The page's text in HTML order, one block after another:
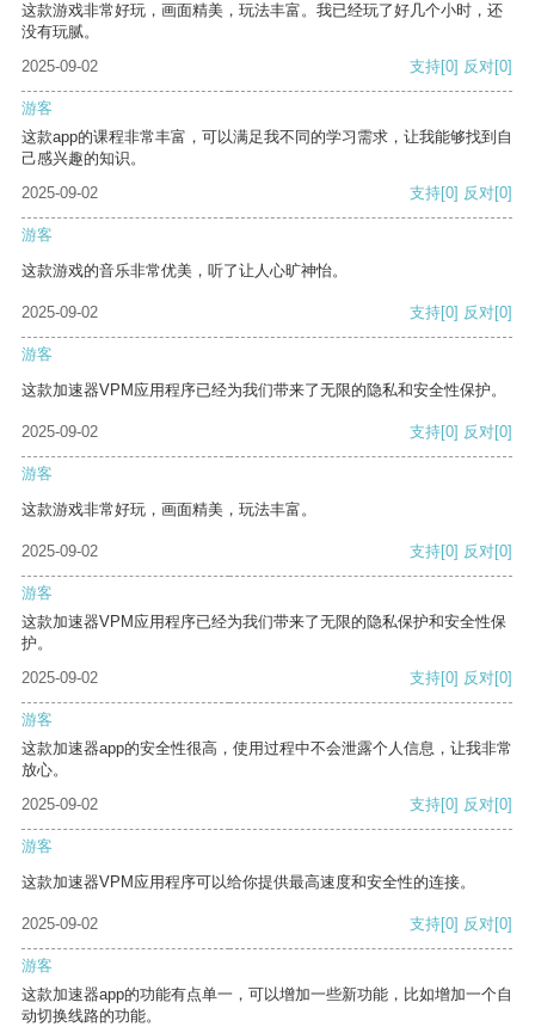
这款游戏非常好玩，画面精美，玩法丰富。我已经玩了好几个小时，还
没有玩腻。
2025-09-02
支持[0] 反对[0]
游客
这款app的课程非常丰富，可以满足我不同的学习需求，让我能够找到自
己感兴趣的知识。
2025-09-02
支持[0] 反对[0]
游客
这款游戏的音乐非常优美，听了让人心旷神怡。
2025-09-02 支持[0] 反对[0]
游客
这款加速器VPM应用程序已经为我们带来了无限的隐私和安全性保护。
2025-09-02 支持[0] 反对[0]
游客
这款游戏非常好玩，画面精美，玩法丰富。
2025-09-02 支持[0] 反对[0]
游客
这款加速器VPM应用程序已经为我们带来了无限的隐私保护和安全性保
护。
2025-09-02
支持[0] 反对[0]
游客
这款加速器app的安全性很高，使用过程中不会泄露个人信息，让我非常
放心。
2025-09-02
支持[0] 反对[0]
游客
这款加速器VPM应用程序可以给你提供最高速度和安全性的连接。
2025-09-02 支持[0] 反对[0]
游客
这款加速器app的功能有点单一，可以增加一些新功能，比如增加一个自
动切换线路的功能。